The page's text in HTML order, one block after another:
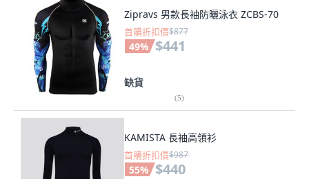
Zipravs 男款長袖防曬泳衣 ZCBS-70
首購折扣價$877
49% $441
缺貨
(5)
KAMISTA 長袖高領衫
首購折扣價$987
55% $440